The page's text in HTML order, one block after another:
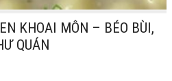
KHOAI MÔN – BÉO BÙI,
QUÁN